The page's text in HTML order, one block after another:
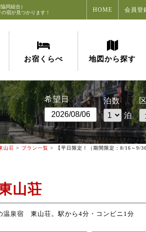
同組合）
宿が見つかります！
HOME 会員登
お宿くらべ 地図から探す
希望日
泊数
泊
山荘 > プラン一覧 > 【平日限定！（期間限定：8/16～9/
山荘
泉宿 東山荘。駅から4分・コンビニ1分